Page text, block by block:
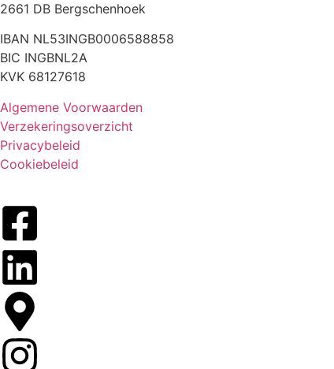
2661 DB Bergschenhoek
IBAN NL53INGB0006588858
BIC INGBNL2A
KVK 68127618
Algemene Voorwaarden
Verzekeringsoverzicht
Privacybeleid
Cookiebeleid